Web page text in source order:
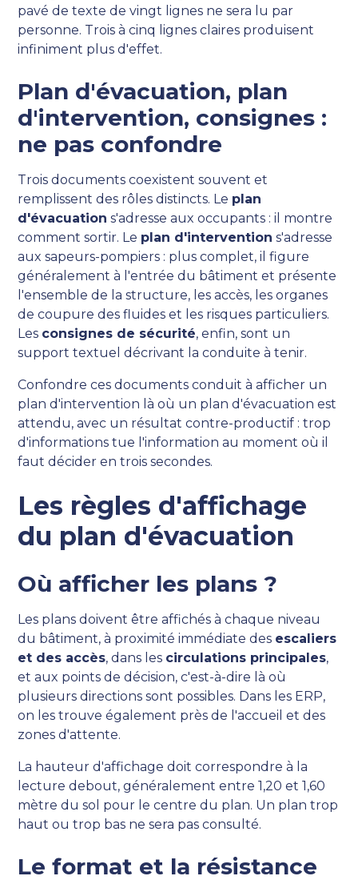
pavé de texte de vingt lignes ne sera lu par
personne. Trois à cinq lignes claires produisent
infiniment plus d'effet.
Plan d'évacuation, plan
d'intervention, consignes :
ne pas confondre
Trois documents coexistent souvent et
remplissent des rôles distincts. Le plan
d'évacuation s'adresse aux occupants : il montre
comment sortir. Le plan d'intervention s'adresse
aux sapeurs-pompiers : plus complet, il figure
généralement à l'entrée du bâtiment et présente
l'ensemble de la structure, les accès, les organes
de coupure des fluides et les risques particuliers.
Les consignes de sécurité, enfin, sont un
support textuel décrivant la conduite à tenir.
Confondre ces documents conduit à afficher un
plan d'intervention là où un plan d'évacuation est
attendu, avec un résultat contre-productif : trop
d'informations tue l'information au moment où il
faut décider en trois secondes.
Les règles d'affichage
du plan d'évacuation
Où afficher les plans ?
Les plans doivent être affichés à chaque niveau
du bâtiment, à proximité immédiate des escaliers
et des accès, dans les circulations principales,
et aux points de décision, c'est-à-dire là où
plusieurs directions sont possibles. Dans les ERP,
on les trouve également près de l'accueil et des
zones d'attente.
La hauteur d'affichage doit correspondre à la
lecture debout, généralement entre 1,20 et 1,60
mètre du sol pour le centre du plan. Un plan trop
haut ou trop bas ne sera pas consulté.
Le format et la résistance